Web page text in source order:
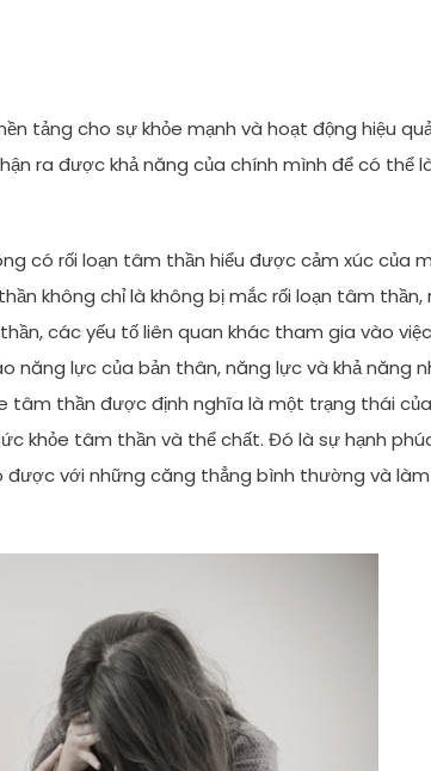
tảng cho sự khỏe mạnh và hoạt động hiệu
ra được khả năng của chính mình để có thể
có rối loạn tâm thần hiểu được cảm xúc của
không chỉ là không bị mắc rối loạn tâm thần,
các yếu tố liên quan khác tham gia vào
năng lực của bản thân, năng lực và khả năng
tâm thần được định nghĩa là một trạng thái
khỏe tâm thần và thể chất. Đó là sự hạnh
với những căng thẳng bình thường và